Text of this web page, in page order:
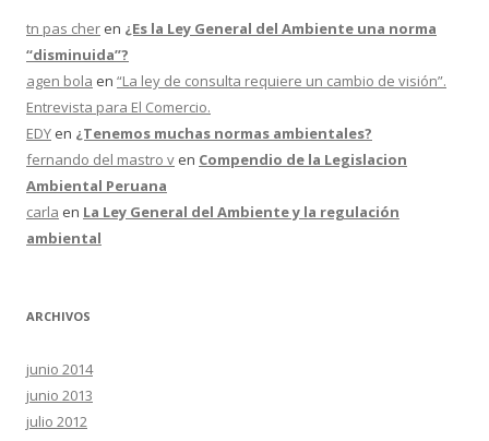
tn pas cher en ¿Es la Ley General del Ambiente una norma
“disminuida”?
agen bola en “La ley de consulta requiere un cambio de visión”.
Entrevista para El Comercio.
EDY en ¿Tenemos muchas normas ambientales?
fernando del mastro v en Compendio de la Legislacion
Ambiental Peruana
carla en La Ley General del Ambiente y la regulación
ambiental
ARCHIVOS
junio 2014
junio 2013
julio 2012